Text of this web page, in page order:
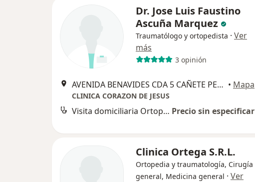
Dr. Jose Luis Faustino
Ascuña Marquez
Traumatólogo y ortopedista · Ver
más
3 opinión
AVENIDA BENAVIDES CDA 5 CAÑETE PERU, Huancayo • Mapa
CLINICA CORAZON DE JESUS
Visita domiciliaria Ortopedia y Traumatología Precio sin especificar
Clinica Ortega S.R.L.
Ortopedia y traumatología, Cirugía
general, Medicina general · Ver